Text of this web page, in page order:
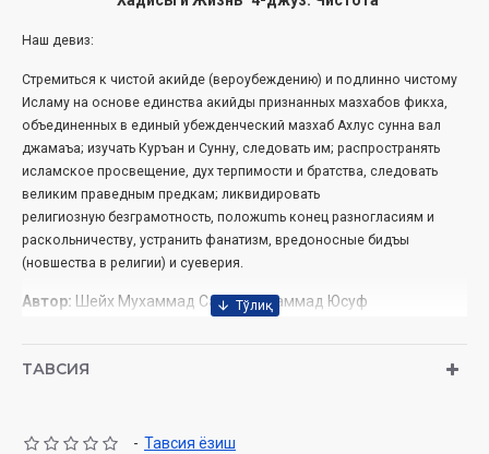
Наш девиз:
Стремиться к чистой акийде (вероубеждению) и подлинно чистому
Исламу на основе единства акийды признанных мазхабов фикха,
объединенных в единый убежденческий мазхаб Ахлус сунна вал
джамаъа; изучать Куръан и Сунну, следовать им; распространять
исламское просвещение, дух терпимости и братства, следовать
великим праведным предкам; ликвидировать
религиозную безграмотность, положumь конец разногласиям и
раскольничеству, устранить фанатизм, вредоносные бидъы
(новшества в религии) и суеверия.
Автор: Шейх Мухаммад Садик Мухаммад Юсуф
Размер: 304 страницы
Обложка: Твердая
ТАВСИЯ
- Тавсия ёзиш